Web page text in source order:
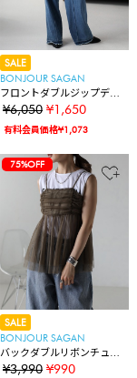
SALE
BONJOUR SAGAN
フロントダブルジップデニ
ムビスチェ
¥6,050 ¥1,650
有料会員価格¥1,073
75%OFF
SALE
BONJOUR SAGAN
バックダブルリボンチュー
ルキャミ
¥3,990 ¥990